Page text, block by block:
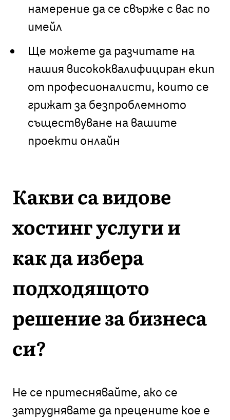
намерение да се свърже с вас по
имейл
Ще можете да разчитате на
нашия висококвалифициран екип
от професионалисти, които се
грижат за безпроблемното
съществуване на вашите
проекти онлайн
Какви са видове
хостинг услуги и
как да избера
подходящото
решение за бизнеса
си?
Не се притеснявайте, ако се
затруднявате да прецените кое е